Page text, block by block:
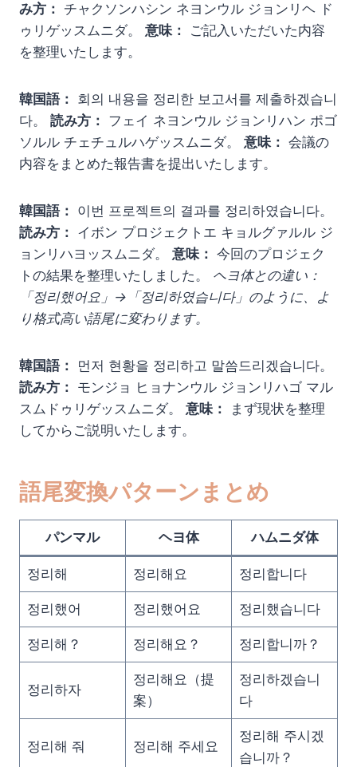
み方： チャクソンハシン ネヨンウル ジョンリヘ ド
ゥリゲッスムニダ。 意味：
ご記入いただいた内容
を整理いたします。
韓国語： 회의 내용을 정리한 보고서를 제출하겠습니
다。 読み方： フェイ ネヨンウル ジョンリハン ポゴ
ソルル チェチュルハゲッスムニダ。 意味： 会議の
内容をまとめた報告書を提出いたします。
韓国語： 이번 프로젝트의 결과를 정리하였습니다。
読み方： イボン プロジェクトエ キョルグァルル ジ
ョンリハヨッスムニダ。 意味： 今回のプロジェク
トの結果を整理いたしました。 ヘヨ体との違い：
「정리했어요」→「정리하였습니다」のように、よ
り格式高い語尾に変わります。
韓国語：
먼저 현황을 정리하고 말씀드리겠습니다。
読み方： モンジョ ヒョナンウル ジョンリハゴ マル
スムドゥリゲッスムニダ。 意味：
まず現状を整理
してからご説明いたします。
語尾変換パターンまとめ
パンマル ヘヨ体 ハムニダ体
정리해 정리해요 정리합니다
정리했어 정리했어요 정리했습니다
정리해？ 정리해요？ 정리합니까？
정리하자
정리해요（提
案）
정리하겠습니
다
정리해 줘 정리해 주세요
정리해 주시겠
습니까？